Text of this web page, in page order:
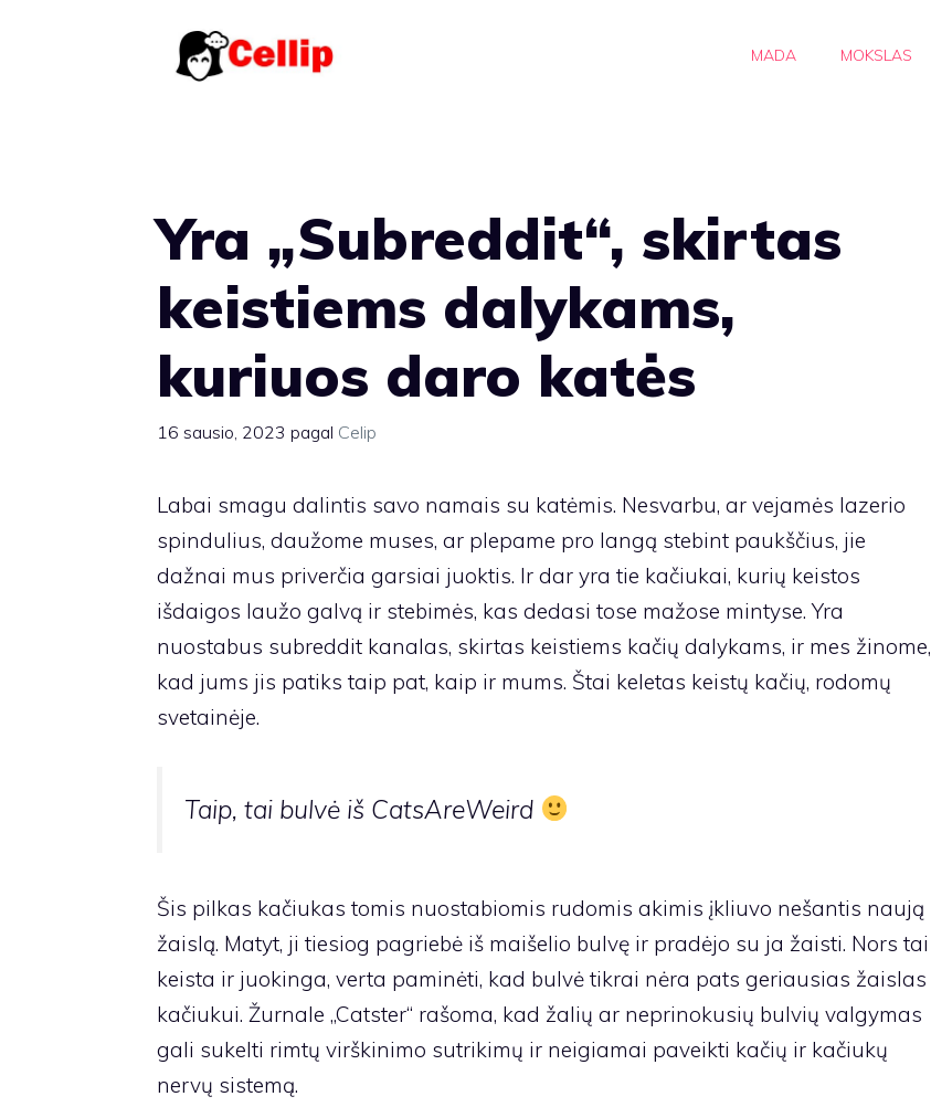
MADA MOKSLAS
Yra „Subreddit“, skirtas
keistiems dalykams,
kuriuos daro katės
16 sausio, 2023 pagal Celip
Labai smagu dalintis savo namais su katėmis. Nesvarbu, ar vejamės lazerio
spindulius, daužome muses, ar plepame pro langą stebint paukščius, jie
dažnai mus priverčia garsiai juoktis. Ir dar yra tie kačiukai, kurių keistos
išdaigos laužo galvą ir stebimės, kas dedasi tose mažose mintyse. Yra
nuostabus subreddit kanalas, skirtas keistiems kačių dalykams, ir mes žinome,
kad jums jis patiks taip pat, kaip ir mums. Štai keletas keistų kačių, rodomų
svetainėje.
Taip, tai bulvė iš CatsAreWeird
Šis pilkas kačiukas tomis nuostabiomis rudomis akimis įkliuvo nešantis naują
žaislą. Matyt, ji tiesiog pagriebė iš maišelio bulvę ir pradėjo su ja žaisti. Nors tai
keista ir juokinga, verta paminėti, kad bulvė tikrai nėra pats geriausias žaislas
kačiukui. Žurnale „Catster“ rašoma, kad žalių ar neprinokusių bulvių valgymas
gali sukelti rimtų virškinimo sutrikimų ir neigiamai paveikti kačių ir kačiukų
nervų sistemą.